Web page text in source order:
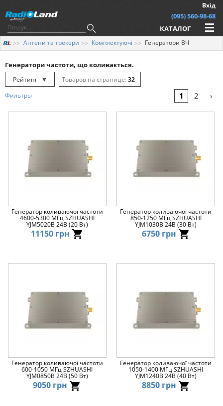
Вхід
(095) 560-98-68
КАТАЛОГ
Антени та трекери Комплектуючі Генератори ВЧ
Генератори частоти, що коливається.
Рейтинг
▼
Рейтинг
Ціна ▲
Ціна
32
Фильтры 1 2 ›
Генератор коливаючої частоти
4600-5300 МГц SZHUASHI
YJM5020B 24В (20 Вт)
11150 грн
Генератор коливаючої частоти
850-1250 МГц SZHUASHI
YJM1030B 24В (30 Вт)
6750 грн
Генератор коливаючої частоти
600-1050 МГц SZHUASHI
YJM0850B 24В (50 Вт)
9050 грн
Генератор коливаючої частоти
1050-1400 МГц SZHUASHI
YJM1240B 24В (40 Вт)
8850 грн